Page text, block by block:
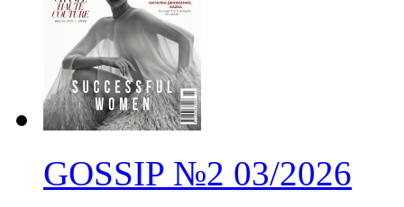
GOSSIP №2 03/2026